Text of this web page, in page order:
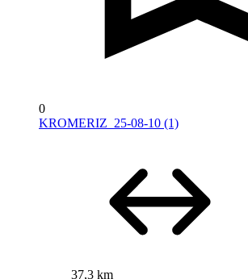
0
KROMERIZ_25-08-10 (1)
37,3 km